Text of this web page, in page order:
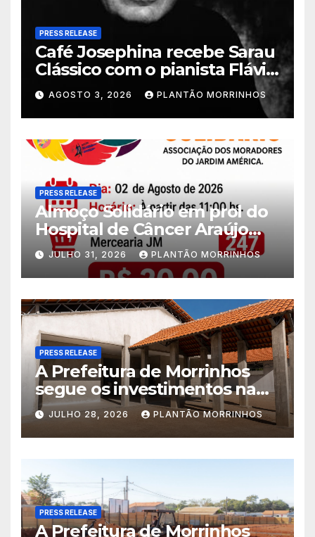
PRESS RELEASE
Café Josephina recebe Sarau
Clássico com o pianista Flávio
Varani nesta terça-feira
AGOSTO 3, 2026 PLANTÃO MORRINHOS
PRESS RELEASE
Almoço Solidário em prol do
Hospital de Câncer Araújo
Jorge é realizado no Jardim
América
JULHO 31, 2026 PLANTÃO MORRINHOS
PRESS RELEASE
A Prefeitura de Morrinhos
segue os investimentos na
educação. A obra da Escola
Municipal Eudóxio de
Figueiredo avança em ritmo
acelerado e já ganha forma.
JULHO 28, 2026 PLANTÃO MORRINHOS
PRESS RELEASE
A Prefeitura de Morrinhos